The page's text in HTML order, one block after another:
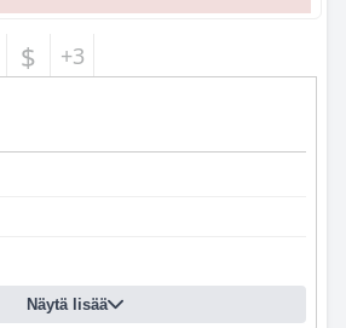
$ +3
Näytä lisää